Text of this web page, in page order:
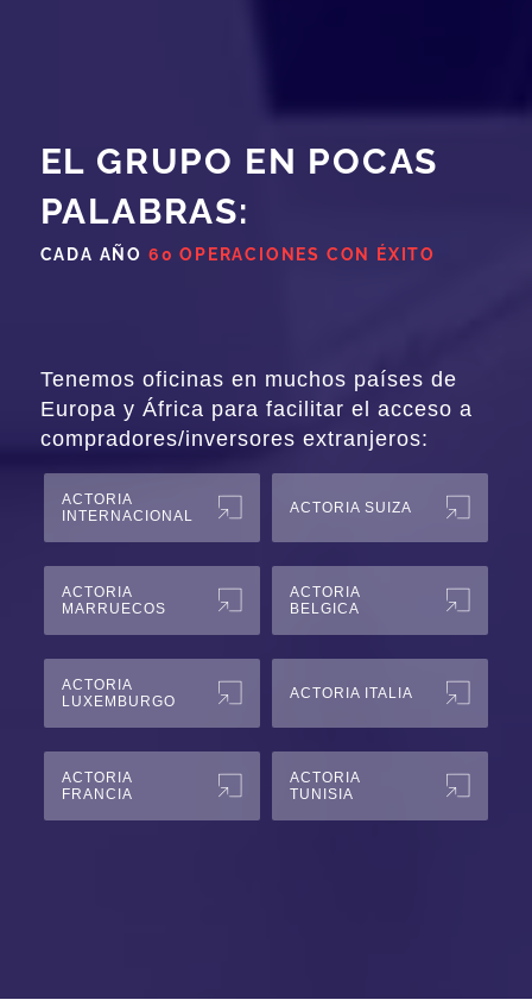
EL GRUPO EN POCAS
PALABRAS:
CADA AÑO 60 OPERACIONES CON ÉXITO
Tenemos oficinas en muchos países de
Europa y África para facilitar el acceso a
compradores/inversores extranjeros:
ACTORIA
INTERNACIONAL
ACTORIA SUIZA
ACTORIA
MARRUECOS
ACTORIA
BELGICA
ACTORIA
LUXEMBURGO
ACTORIA ITALIA
ACTORIA
FRANCIA
ACTORIA
TUNISIA